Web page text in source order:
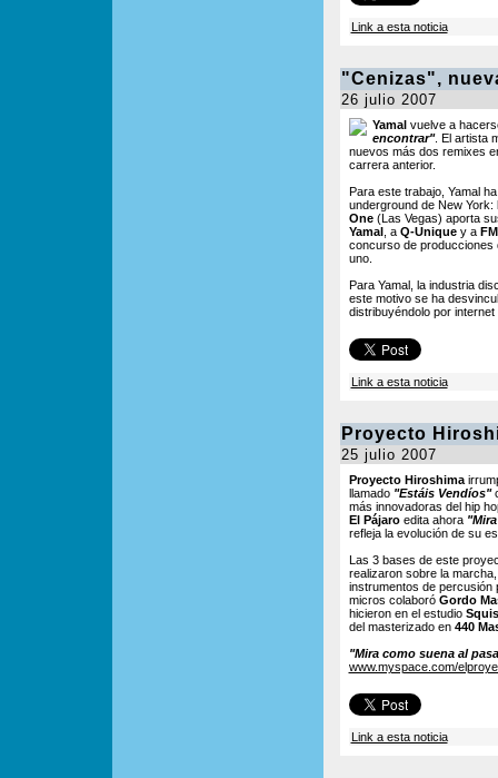
Link a esta noticia
"Cenizas",
26 julio 2007
Yamalvuelve a
encontrar". El artista
nuevos más dos remixes
carrera anterior.
Para este trabajo, Yamal
underground de New York:
One(Las Vegas) aporta
Yamal, a Q-Uniquey a
concurso de producciones
uno.
Para Yamal, la industria
este motivo se ha
distribuyéndolo por
Link a esta noticia
Proyecto
25 julio 2007
Proyecto Hiroshima
llamado "Estáis Vendíos"
más innovadoras del hip
El Pájaroedita ahora
refleja la evolución de su
Las 3 bases de este
realizaron sobre la
instrumentos de percusión
micros colaboró Gordo
hicieron en el estudio
del masterizado en 440
"Mira como suena al
www.myspace.com/
Link a esta noticia